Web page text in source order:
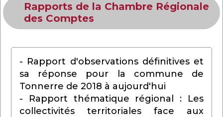
Rapports de la Chambre Régionale
des Comptes
- Rapport d'observations définitives et
sa réponse pour la commune de
Tonnerre de 2018 à aujourd'hui
- Rapport thématique régional : Les
collectivités territoriales face aux